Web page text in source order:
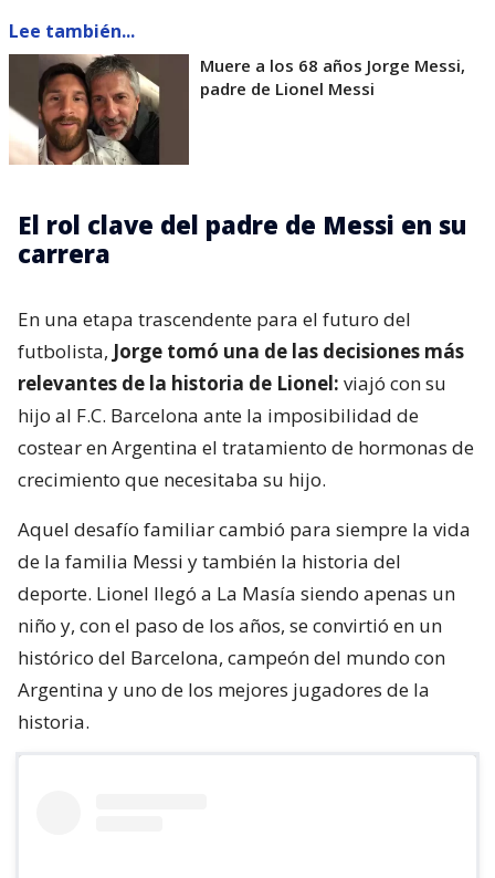
Lee también...
Muere a los 68 años Jorge Messi,
padre de Lionel Messi
El rol clave del padre de Messi en su
carrera
En una etapa trascendente para el futuro del
futbolista, Jorge tomó una de las decisiones más
relevantes de la historia de Lionel: viajó con su
hijo al F.C. Barcelona ante la imposibilidad de
costear en Argentina el tratamiento de hormonas de
crecimiento que necesitaba su hijo.
Aquel desafío familiar cambió para siempre la vida
de la familia Messi y también la historia del
deporte. Lionel llegó a La Masía siendo apenas un
niño y, con el paso de los años, se convirtió en un
histórico del Barcelona, campeón del mundo con
Argentina y uno de los mejores jugadores de la
historia.